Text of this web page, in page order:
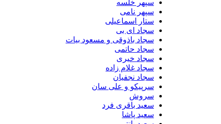
سپهر خلسه
سپهر نامی
ستار اسماعیلی
سجاد ای بی
سجاد باذوقی و مسعود بیات
سجاد حاتمی
سجاد خیری
سجاد غلام زاده
سجاد نجفیان
سرپیکو و علی سان
سروش
سعید باقری فرد
سعید پاشا